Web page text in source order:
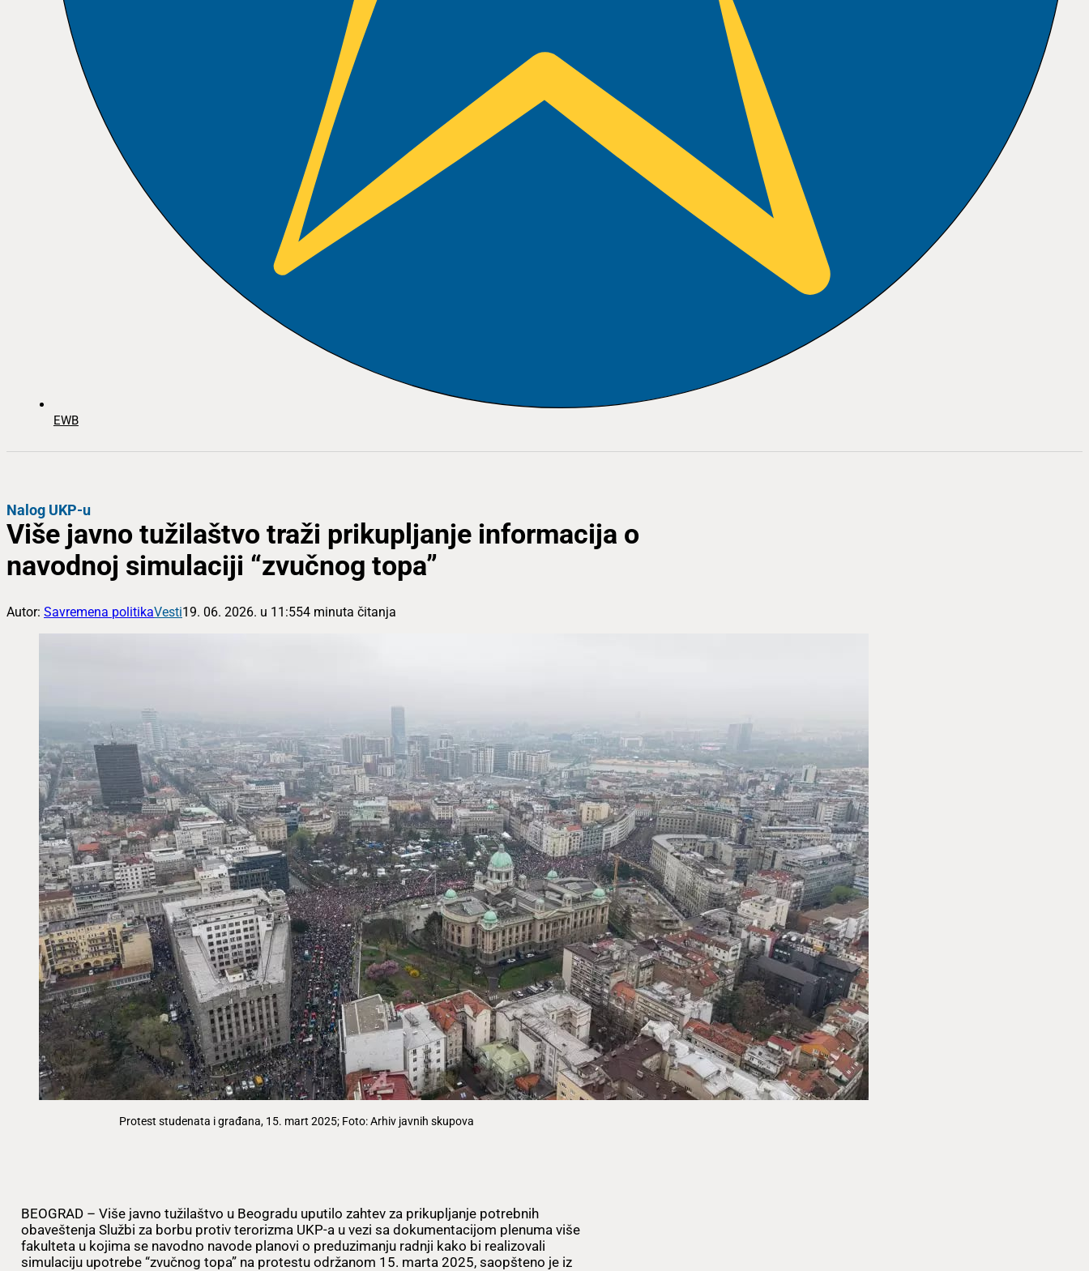
EWB
Nalog UKP-u
Više javno tužilaštvo traži prikupljanje informacija o
navodnoj simulaciji “zvučnog topa”
Autor: Savremena politikaVesti19. 06. 2026. u 11:554 minuta čitanja
Protest studenata i građana, 15. mart 2025; Foto: Arhiv javnih skupova
BEOGRAD – Više javno tužilaštvo u Beogradu uputilo zahtev za prikupljanje potrebnih
obaveštenja Službi za borbu protiv terorizma UKP-a u vezi sa dokumentacijom plenuma više
fakulteta u kojima se navodno navode planovi o preduzimanju radnji kako bi realizovali
simulaciju upotrebe “zvučnog topa” na protestu održanom 15. marta 2025, saopšteno je iz